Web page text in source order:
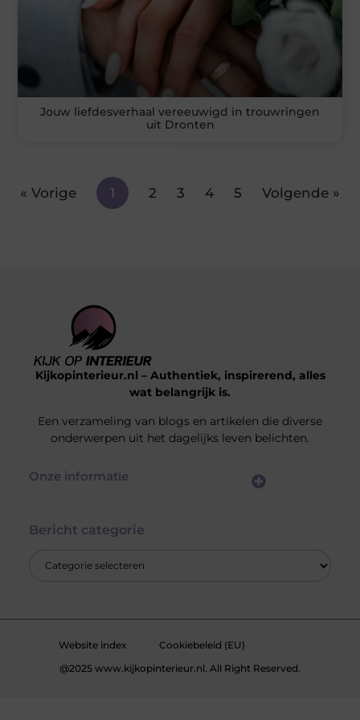
Jouw liefdesverhaal vereeuwigd in trouwringen
uit Dronten
« Vorige 1 2 3 4 5 Volgende »
Kijkopinterieur.nl – Authentiek, inspirerend, alles
wat belangrijk is.
Een verzameling van blogs en artikelen die diverse
onderwerpen uit het dagelijks leven belichten.
Onze informatie
Bericht categorie
Website index
Cookiebeleid (EU)
@2025 www.kijkopinterieur.nl. All Right Reserved.